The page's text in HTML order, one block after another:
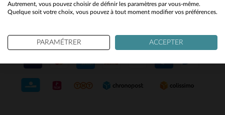
NOS PARTENAIRES DE CONFIANCE
Yes
Autrement, vous pouvez choisir de définir les paramètres par vous-même.
Quelque soit votre choix, vous pouvez à tout moment modifier vos préférences.
PARAMÉTRER ACCEPTER